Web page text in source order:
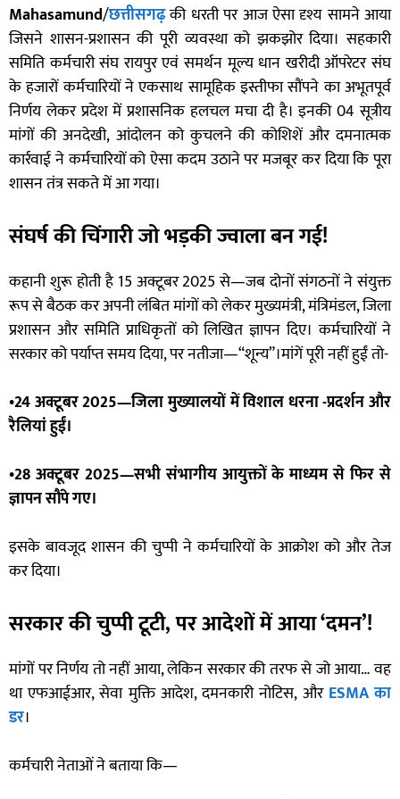
Mahasamund/छत्तीसगढ़की धरती पर आज ऐसा दृश्य सामने आया
जिसने शासन-प्रशासन की पूरी व्यवस्था को झकझोर दिया। सहकारी
समिति कर्मचारी संघ रायपुर एवं समर्थन मूल्य धान खरीदी ऑपरेटर संघ
के हजारों कर्मचारियों ने एकसाथ सामूहिक इस्तीफा सौंपने का अभूतपूर्व
निर्णय लेकर प्रदेश में प्रशासनिक हलचल मचा दी है। इनकी 04 सूत्रीय
मांगों की अनदेखी, आंदोलन को कुचलने की कोशिशें और दमनात्मक
कार्रवाई ने कर्मचारियों को ऐसा कदम उठाने पर मजबूर कर दिया कि पूरा
शासन तंत्र सकते में आ गया।
संघर्ष की चिंगारी जो भड़की ज्वाला बन गई!
कहानी शुरू होती है 15 अक्टूबर 2025 से—जब दोनों संगठनों ने संयुक्त
रूप से बैठक कर अपनी लंबित मांगों को लेकर मुख्यमंत्री, मंत्रिमंडल, जिला
प्रशासन और समिति प्राधिकृतों को लिखित ज्ञापन दिए। कर्मचारियों ने
सरकार को पर्याप्त समय दिया, पर नतीजा—“शून्य”।मांगें पूरी नहीं हुईं तो-
•24 अक्टूबर 2025—जिला मुख्यालयों में विशाल धरना -प्रदर्शन और
रैलियां हुईं।
•28 अक्टूबर 2025—सभी संभागीय आयुक्तों के माध्यम से फिर से
ज्ञापन सौंपे गए।
इसके बावजूद शासन की चुप्पी ने कर्मचारियों के आक्रोश को और तेज
कर दिया।
सरकार की चुप्पी टूटी, पर आदेशों में आया ‘दमन’!
मांगों पर निर्णय तो नहीं आया, लेकिन सरकार की तरफ से जो आया… वह
था एफआईआर, सेवा मुक्ति आदेश, दमनकारी नोटिस, और ESMA का
डर।
कर्मचारी नेताओं ने बताया कि—